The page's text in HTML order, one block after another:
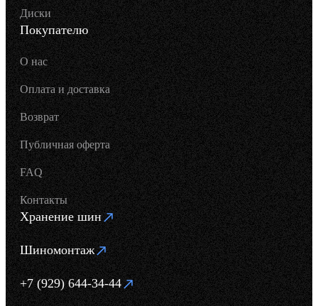
Диски
Покупателю
О нас
Оплата и доставка
Возврат
Публичная оферта
FAQ
Контакты
Хранение шин
Шиномонтаж
+7 (929) 644-34-44